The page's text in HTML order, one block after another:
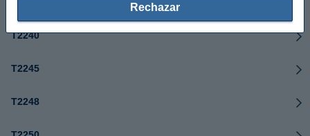
Rechazar
T2240
T2245
T2248